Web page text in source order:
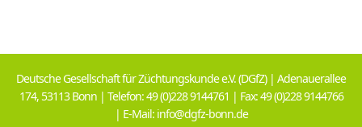
Deutsche Gesellschaft für Züchtungskunde e.V. (DGfZ) | Adenauerallee
174, 53113 Bonn | Telefon: 49 (0)228 9144761 | Fax: 49 (0)228 9144766
| E-Mail: info@dgfz-bonn.de